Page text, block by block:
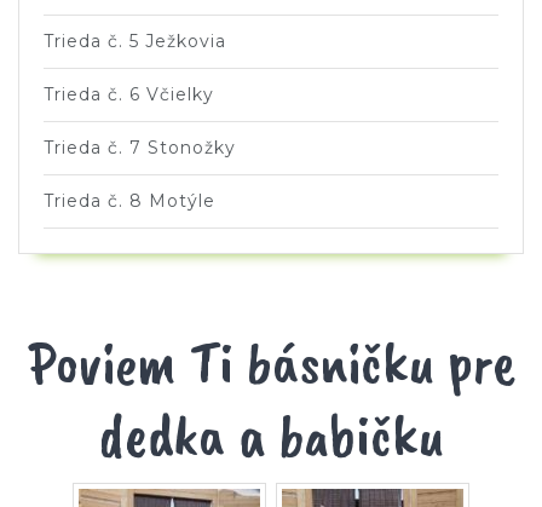
Trieda č. 5 Ježkovia
Trieda č. 6 Včielky
Trieda č. 7 Stonožky
Trieda č. 8 Motýle
Poviem Ti básničku pre
dedka a babičku